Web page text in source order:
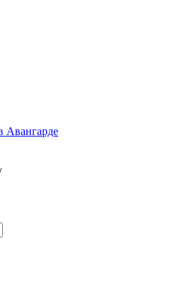
Авангарде